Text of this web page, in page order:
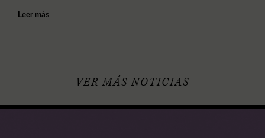
Leer más
VER MÁS NOTICIAS